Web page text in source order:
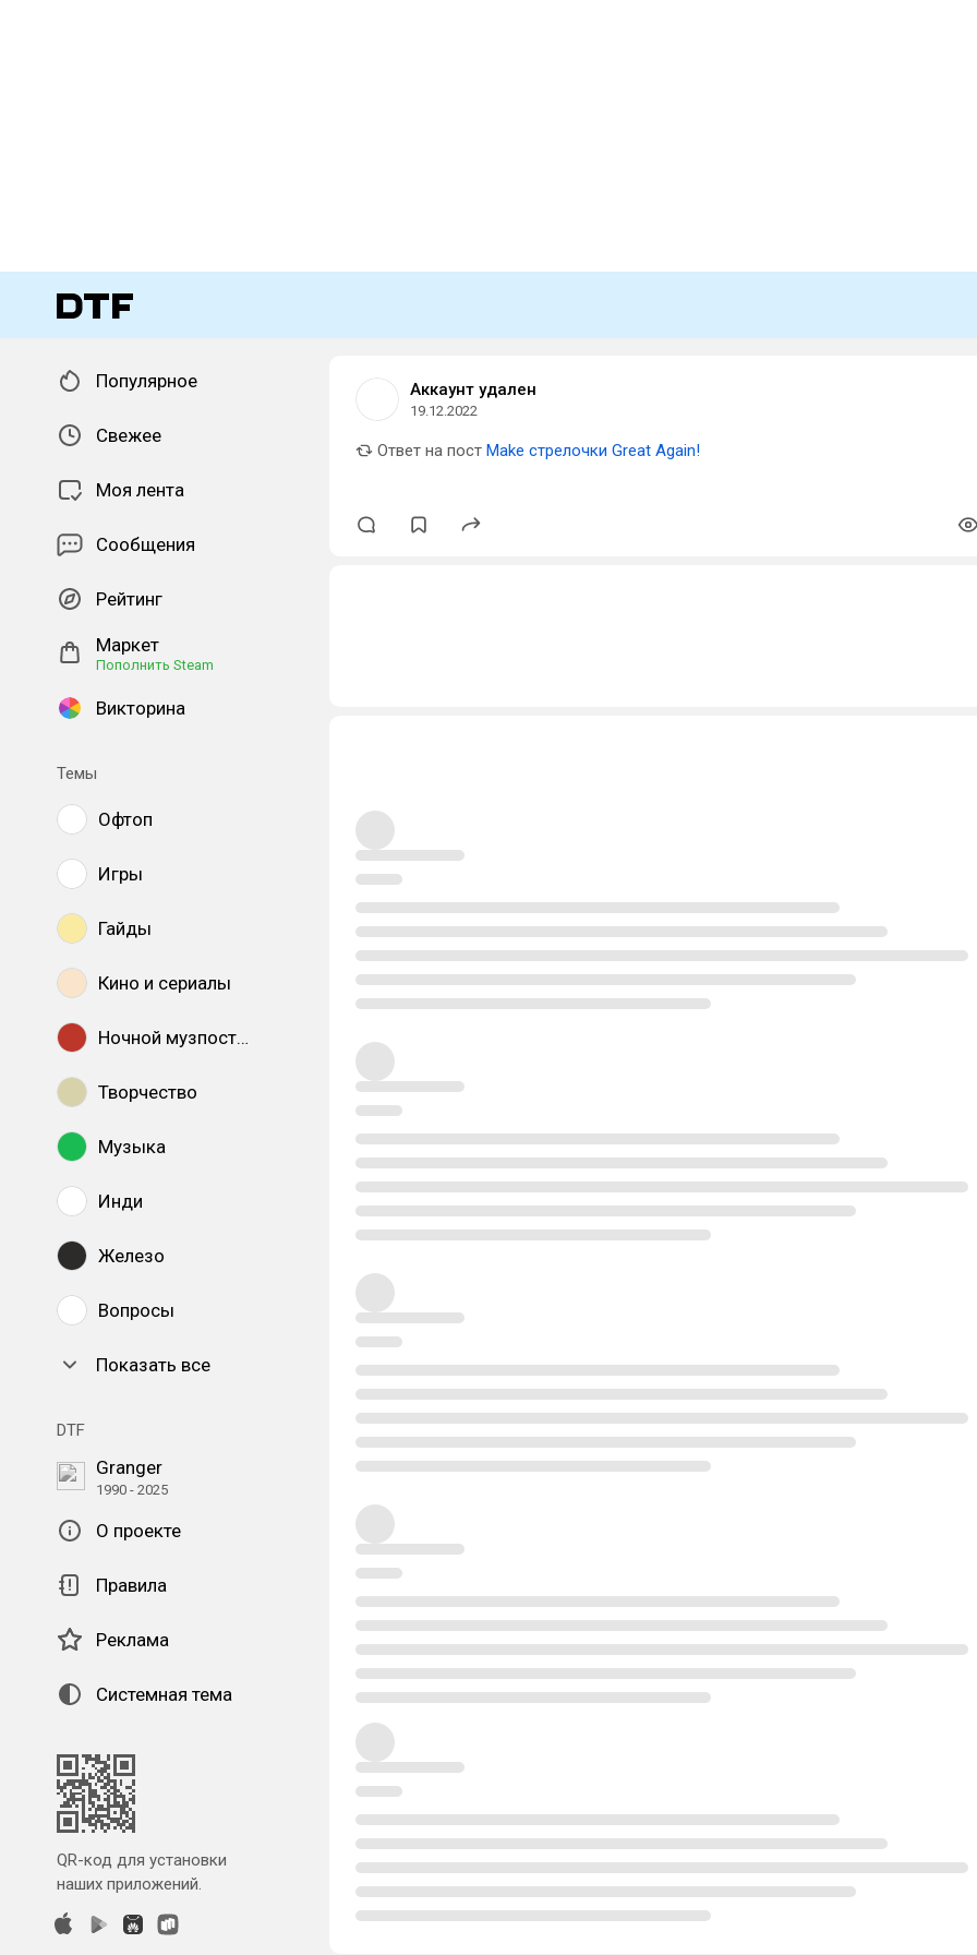
Популярное
Свежее
Моя лента
Сообщения
Рейтинг
Маркет
Пополнить Steam
Викторина
Темы
Офтоп
Игры
Гайды
Кино и сериалы
Ночной музпостинг
Творчество
Музыка
Инди
Железо
Вопросы
Показать все
DTF
Granger
1990 - 2025
О проекте
Правила
Реклама
Системная тема
QR-код для установки
наших приложений.
Аккаунт удален
19.12.2022
Ответ на пост Make стрелочки Great Again!